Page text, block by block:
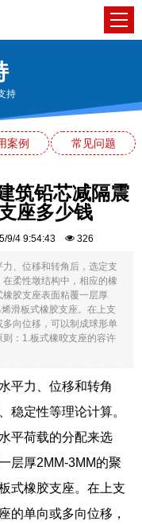
持
案例 常见问题
筑铅芯减隔震
座多少钱
9/4 9:54:43 326
、位移和转角后，选定支
柔性墩结构中，相应的橡
胶支座表面粘覆一层厚
滑板式橡胶支座。在上支
向位移，可以制成球形单
：1.板式橡晈支座的容许
平力、位移和转角
稳定性等理论计算。
平荷载的分配来选
层厚2MM-3MM的聚
式橡胶支座。在上支
的单向或多向位移，